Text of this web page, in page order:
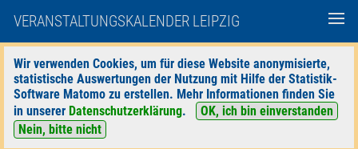
VERANSTALTUNGSKALENDER LEIPZIG
Wir verwenden Cookies, um für diese Website anonymisierte,
statistische Auswertungen der Nutzung mit Hilfe der Statistik-
Software Matomo zu erstellen. Mehr Informationen finden Sie
in unserer Datenschutzerklärung.
OK, ich bin einverstanden
Nein, bitte nicht